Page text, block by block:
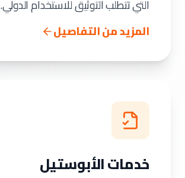
التي تتطلب التوثيق للاستخدام الدولي.
المزيد من التفاصيل
خدمات الأبوستيل